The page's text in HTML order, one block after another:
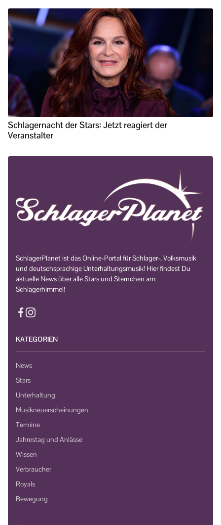
Schlagernacht der Stars: Jetzt reagiert der
Veranstalter
SchlagerPlanet ist das Online-Portal für Schlager-, Volksmusik
und deutschsprachige Unterhaltungsmusik! Hier findest Du
aktuelle News über alle Stars und Sternchen am
Schlagerhimmel!
KATEGORIEN
News
Stars
Unterhaltung
Musikneuerscheinungen
Termine
Jahrestag und Anlässe
Wissen
Verbraucher
Royals
Bewegung